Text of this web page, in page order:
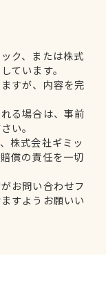
ク、または株式
ています。
すが、内容を完
る場合は、事前
い。
株式会社ギミッ
償の責任を一切
お問い合わせフ
すようお願いい